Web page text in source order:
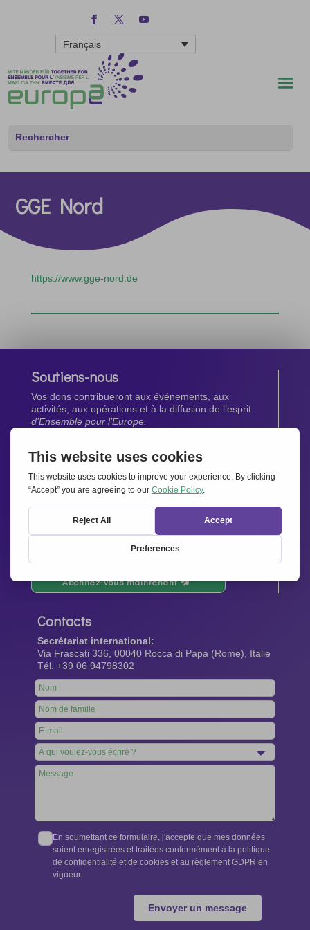
Français
GGE Nord
https://www.gge-nord.de
Soutiens-nous
Vos dons contribueront aux événements, aux
activités, aux opérations et à la diffusion de l’esprit
d’Ensemble pour l’Europe.
Faites un don maintenant
Newsletter
Restez au courant de toutes les dernières nouvelles
Abonnez-vous maintenant
Contacts
Secrétariat international:
Via Frascati 336, 00040 Rocca di Papa (Rome), Italie
Tél. +39 06 94798302
Leave
this
field
blank
En soumettant ce formulaire, j'accepte que mes données
soient enregistrées et traitées conformément à la politique
de confidentialité et de cookies et au règlement GDPR en
vigueur.
Envoyer un message